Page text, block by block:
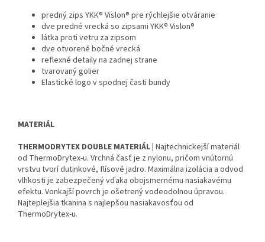
predný zips YKK® Vislon® pre rýchlejšie otváranie
dve predné vrecká so zipsami YKK® Vislon®
látka proti vetru za zipsom
dve otvorené bočné vrecká
reflexné detaily na zadnej strane
tvarovaný golier
Elastické logo v spodnej časti bundy
MATERIÁL
THERMODRYTEX DOUBLE MATERIÁL | Najtechnickejší materiál
od ThermoDrytex-u. Vrchná časť je z nylonu, pričom vnútornú
vrstvu tvorí dutinkové, flísové jadro. Maximálna izolácia a odvod
vlhkosti je zabezpečený vďaka obojsmernému nasiakavému
efektu. Vonkajší povrch je ošetrený vodeodolnou úpravou.
Najteplejšia tkanina s najlepšou nasiakavosťou od
ThermoDrytex-u.